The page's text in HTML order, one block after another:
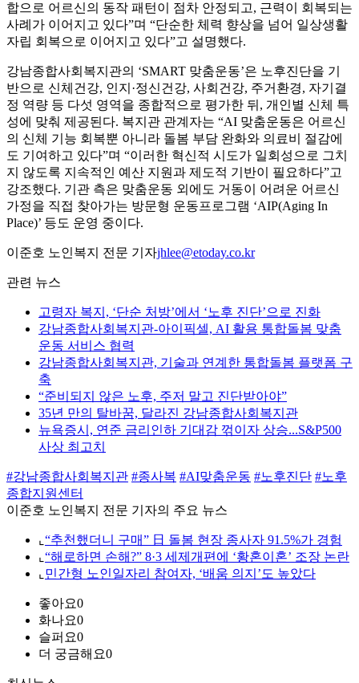
합으로 어르신의 동작 패턴이 점차 안정되고, 근력이 회복되는
사례가 이어지고 있다”며 “단순한 체력 향상을 넘어 일상생활
자립 회복으로 이어지고 있다”고 설명했다.
강남종합사회복지관의 ‘SMART 맞춤운동’은 노후진단을 기
반으로 신체건강, 인지·정신건강, 사회건강, 주거환경, 자기결
정 역량 등 다섯 영역을 종합적으로 평가한 뒤, 개인별 신체 특
성에 맞춰 제공된다. 복지관 관계자는 “AI 맞춤운동은 어르신
의 신체 기능 회복뿐 아니라 돌봄 부담 완화와 의료비 절감에
도 기여하고 있다”며 “이러한 혁신적 시도가 일회성으로 그치
지 않도록 지속적인 예산 지원과 제도적 기반이 필요하다”고
강조했다. 기관 측은 맞춤운동 외에도 거동이 어려운 어르신
가정을 직접 찾아가는 방문형 운동프로그램 ‘AIP(Aging In
Place)’ 등도 운영 중이다.
이준호 노인복지 전문 기자jhlee@etoday.co.kr
관련 뉴스
고령자 복지, ‘단순 처방’에서 ‘노후 진단’으로 진화
강남종합사회복지관-아이픽셀, AI 활용 통합돌봄 맞춤
운동 서비스 협력
강남종합사회복지관, 기술과 연계한 통합돌봄 플랫폼 구
축
“준비되지 않은 노후, 주저 말고 진단받아야”
35년 만의 탈바꿈, 달라진 강남종합사회복지관
뉴욕증시, 연준 금리인하 기대감 꺾이자 상승...S&P500
사상 최고치
#강남종합사회복지관 #종사복 #AI맞춤운동 #노후진단 #노후
종합지원센터
이준호 노인복지 전문 기자의 주요 뉴스
⌞ “추천했더니 구매” 日 돌봄 현장 종사자 91.5%가 경험
⌞ “해로하면 손해?” 8·3 세제개편에 ‘황혼이혼’ 조장 논란
⌞ 민간형 노인일자리 참여자, ‘배움 의지’도 높았다
좋아요0
화나요0
슬퍼요0
더 궁금해요0